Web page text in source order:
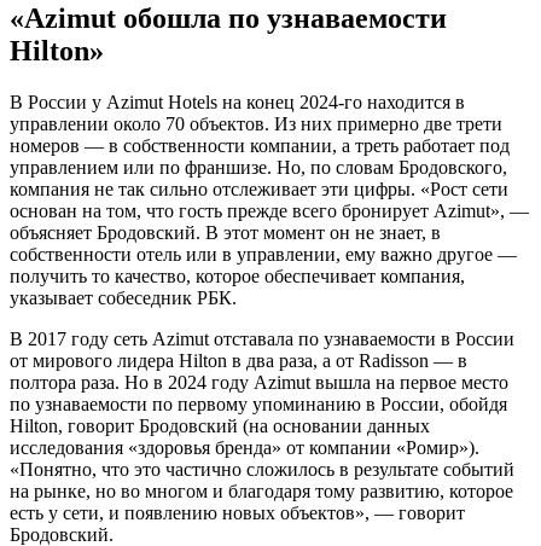
«Azimut обошла по узнаваемости
Hilton»
В России у Azimut Hotels на конец 2024-го находится в
управлении около 70 объектов. Из них примерно две трети
номеров — в собственности компании, а треть работает под
управлением или по франшизе. Но, по словам Бродовского,
компания не так сильно отслеживает эти цифры. «Рост сети
основан на том, что гость прежде всего бронирует Azimut», —
объясняет Бродовский. В этот момент он не знает, в
собственности отель или в управлении, ему важно другое —
получить то качество, которое обеспечивает компания,
указывает собеседник РБК.
В 2017 году сеть Azimut отставала по узнаваемости в России
от мирового лидера Hilton в два раза, а от Radisson — в
полтора раза. Но в 2024 году Azimut вышла на первое место
по узнаваемости по первому упоминанию в России, обойдя
Hilton, говорит Бродовский (на основании данных
исследования «здоровья бренда» от компании «Ромир»).
«Понятно, что это частично сложилось в результате событий
на рынке, но во многом и благодаря тому развитию, которое
есть у сети, и появлению новых объектов», — говорит
Бродовский.